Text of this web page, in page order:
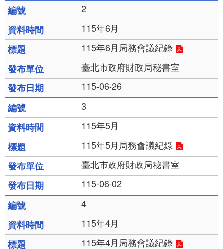
2
115年6月
115年6月局務會議紀錄
臺北市政府財政局秘書室
115-06-26
3
115年5月
115年5月局務會議紀錄
臺北市政府財政局秘書室
115-06-02
4
115年4月
115年4月局務會議紀錄